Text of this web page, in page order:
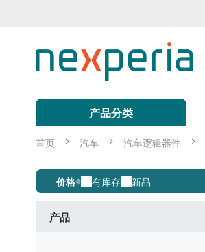
容
产品分类
首页 汽车 汽车逻辑器件
Switches
价格 有库存 新品
产品